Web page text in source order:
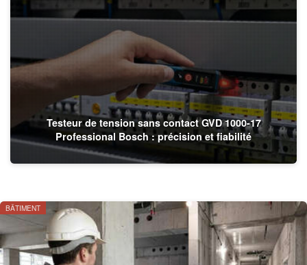
Testeur de tension sans contact GVD 1000-17
Professional Bosch : précision et fiabilité
BÂTIMENT